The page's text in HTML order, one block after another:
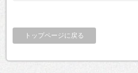
トップページに戻る